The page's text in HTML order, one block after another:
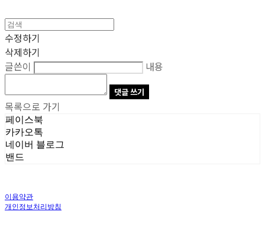
수정하기
삭제하기
글쓴이
내용
댓글 쓰기
목록으로 가기
페이스북
카카오톡
네이버 블로그
밴드
이용약관
개인정보처리방침